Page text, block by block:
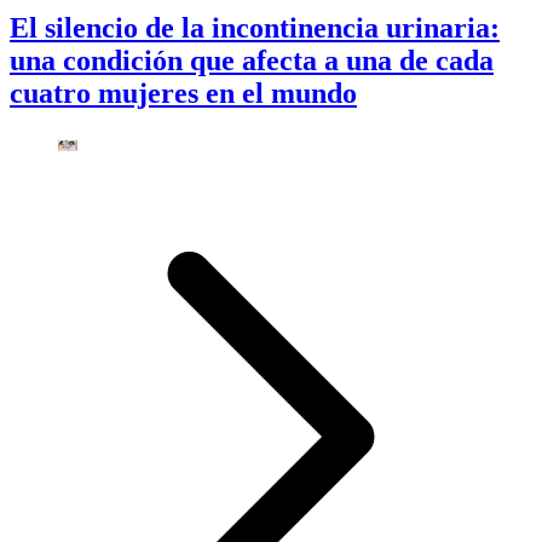
El silencio de la incontinencia urinaria:
una condición que afecta a una de cada
cuatro mujeres en el mundo